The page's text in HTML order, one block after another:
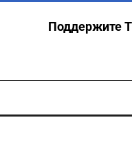
Поддержите